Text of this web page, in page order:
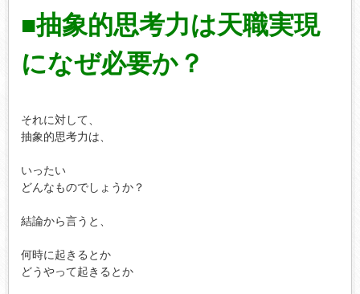
■抽象的思考力は天職実現
になぜ必要か？
それに対して、
抽象的思考力は、
いったい
どんなものでしょうか？
結論から言うと、
何時に起きるとか
どうやって起きるとか